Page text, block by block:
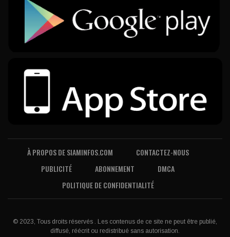
À PROPOS DE SIAMINFOS.COM
CONTACTEZ-NOUS
PUBLICITÉ
ABONNEMENT
DMCA
POLITIQUE DE CONFIDENTIALITÉ
© 2023, Tous droits réservés . Les contenus de ce site ne peut être publié,
diffusé, réécrit ou redistribué sans autorisation.